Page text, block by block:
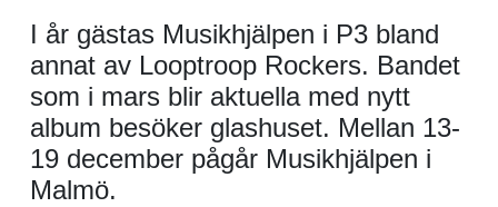
I år gästas Musikhjälpen i P3 bland
annat av Looptroop Rockers. Bandet
som i mars blir aktuella med nytt
album besöker glashuset. Mellan 13-
19 december pågår Musikhjälpen i
Malmö.